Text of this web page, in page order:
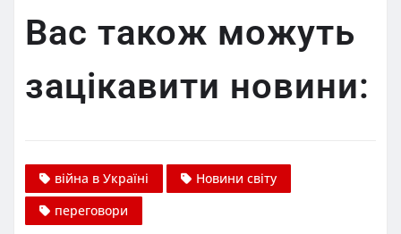
Вас також можуть
зацікавити новини:
війна в Україні
Новини світу
переговори